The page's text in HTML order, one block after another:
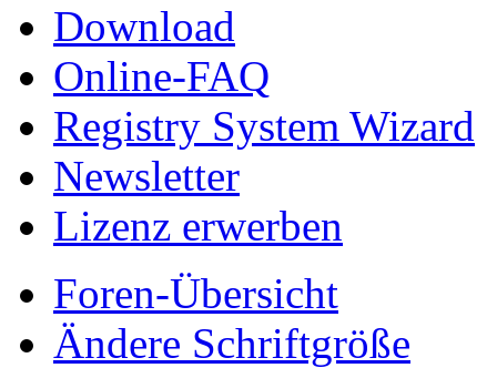
Download
Online-FAQ
Registry System Wizard
Newsletter
Lizenz erwerben
Foren-Übersicht
Ändere Schriftgröße